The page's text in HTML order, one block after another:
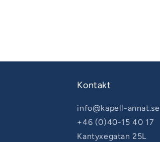
Kontakt
info@kapell-annat.se
+46 (0)40-15 40 17
Kantyxegatan 25L